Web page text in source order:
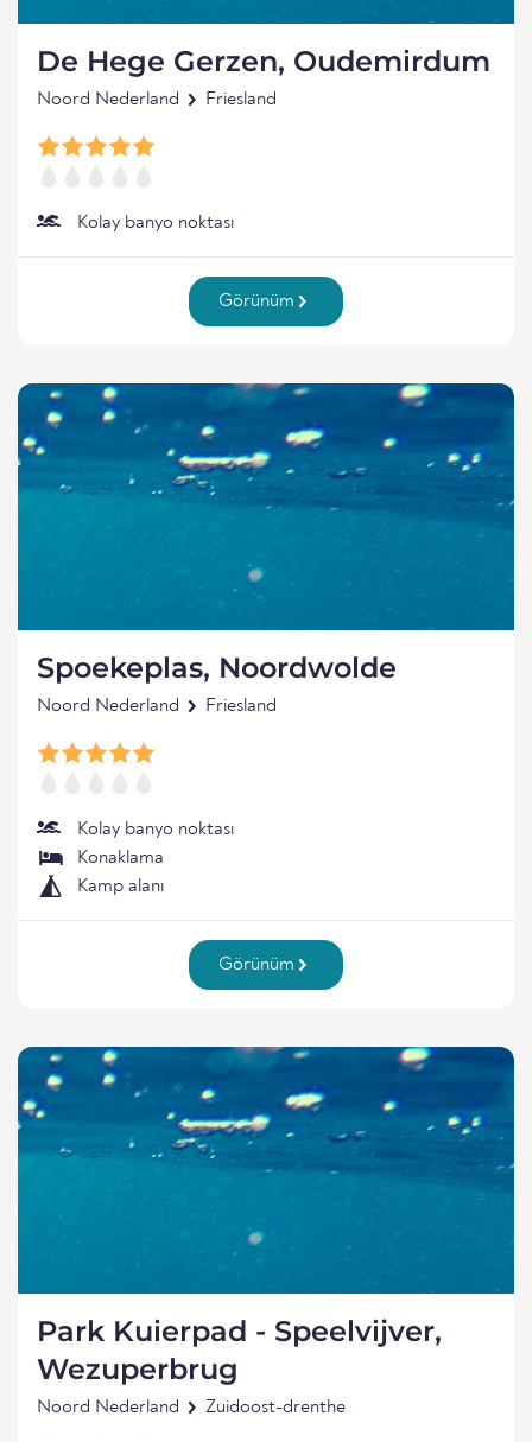
De Hege Gerzen, Oudemirdum
Noord Nederland Friesland
Kolay banyo noktası
Görünüm
Spoekeplas, Noordwolde
Noord Nederland Friesland
Kolay banyo noktası
Konaklama
Kamp alanı
Görünüm
Park Kuierpad - Speelvijver,
Wezuperbrug
Noord Nederland Zuidoost-drenthe